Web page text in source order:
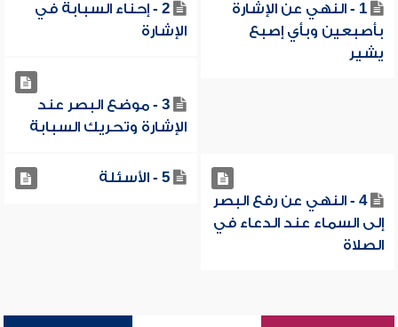
1 - النهي عن الإشارة
بأصبعين وبأي إصبع
يشير
2 - إحناء السبابة في
الإشارة
3 - موضع البصر عند
الإشارة وتحريك السبابة
4 - النهي عن رفع البصر
إلى السماء عند الدعاء في
الصلاة
5 - الأسئلة